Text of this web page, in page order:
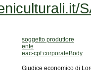
soggetto produttore
ente
eac-cpf:corporateBody
Giudice economico di